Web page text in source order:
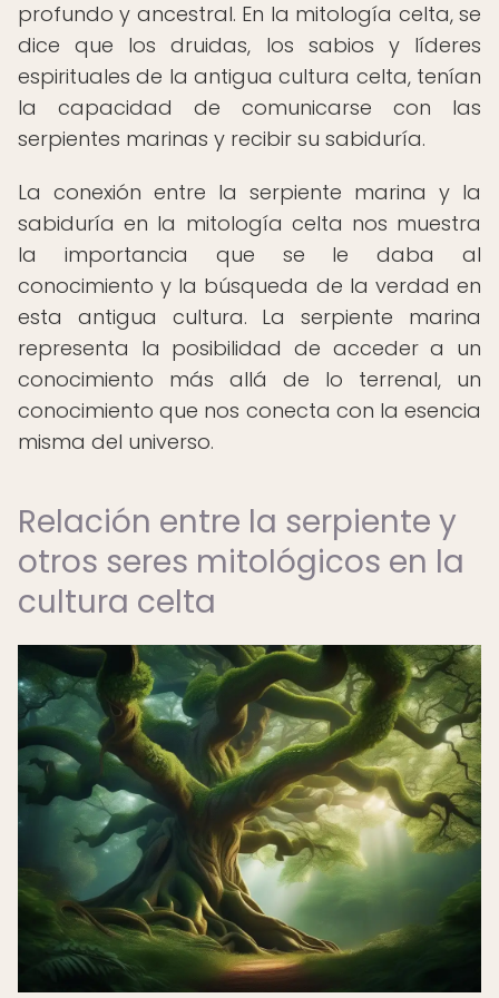
profundo y ancestral. En la mitología celta, se
dice que los druidas, los sabios y líderes
espirituales de la antigua cultura celta, tenían
la capacidad de comunicarse con las
serpientes marinas y recibir su sabiduría.
La conexión entre la serpiente marina y la
sabiduría en la mitología celta nos muestra
la importancia que se le daba al
conocimiento y la búsqueda de la verdad en
esta antigua cultura. La serpiente marina
representa la posibilidad de acceder a un
conocimiento más allá de lo terrenal, un
conocimiento que nos conecta con la esencia
misma del universo.
Relación entre la serpiente y
otros seres mitológicos en la
cultura celta